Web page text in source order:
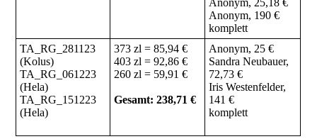
Anonym, 25,18 €
Anonym, 190 €
komplett
TA_RG_281123
(Kolus)
TA_RG_061223
(Hela)
TA_RG_151223
(Hela)
373 zl = 85,94 €
403 zl = 92,86 €
260 zl = 59,91 €
Gesamt: 238,71 €
Anonym, 25 €
Sandra Neubauer,
72,73 €
Iris Westenfelder,
141 €
komplett